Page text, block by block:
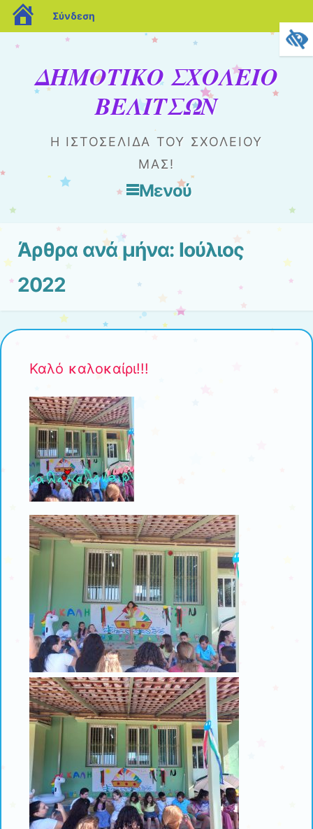
blogs.sch.gr
Σύνδεση
ΔΗΜΟΤΙΚΟ ΣΧΟΛΕΙΟ
ΒΕΛΙΤΣΩΝ
Η ΙΣΤΟΣΕΛΊΔΑ ΤΟΥ ΣΧΟΛΕΊΟΥ
ΜΑΣ!
Μενού
Μετάβαση στο περιεχόμενο
Άρθρα ανά μήνα: Ιούλιος
2022
Καλό καλοκαίρι!!!